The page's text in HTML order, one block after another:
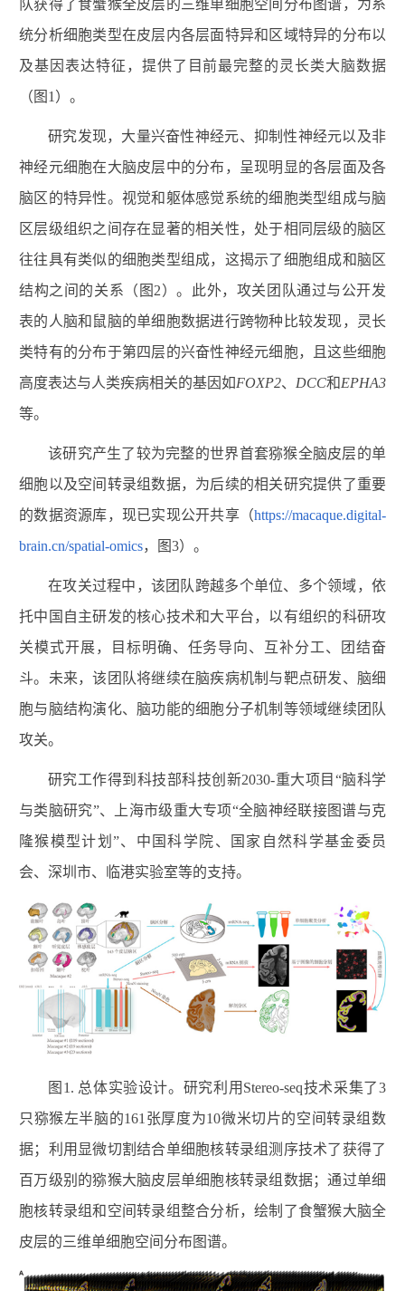
队获得了食蟹猴全皮层的三维单细胞空间分布图谱，为系
统分析细胞类型在皮层内各层面特异和区域特异的分布以
及基因表达特征，提供了目前最完整的灵长类大脑数据
（图1）。
研究发现，大量兴奋性神经元、抑制性神经元以及非
神经元细胞在大脑皮层中的分布，呈现明显的各层面及各
脑区的特异性。视觉和躯体感觉系统的细胞类型组成与脑
区层级组织之间存在显著的相关性，处于相同层级的脑区
往往具有类似的细胞类型组成，这揭示了细胞组成和脑区
结构之间的关系（图2）。此外，攻关团队通过与公开发
表的人脑和鼠脑的单细胞数据进行跨物种比较发现，灵长
类特有的分布于第四层的兴奋性神经元细胞，且这些细胞
高度表达与人类疾病相关的基因如FOXP2、 DCC和EPHA3
等。
该研究产生了较为完整的世界首套猕猴全脑皮层的单
细胞以及空间转录组数据，为后续的相关研究提供了重要
的数据资源库，现已实现公开共享（https://macaque.digital-
brain.cn/spatial-omics，图3）。
在攻关过程中，该团队跨越多个单位、多个领域，依
托中国自主研发的核心技术和大平台，以有组织的科研攻
关模式开展，目标明确、任务导向、互补分工、团结奋
斗。未来，该团队将继续在脑疾病机制与靶点研发、脑细
胞与脑结构演化、脑功能的细胞分子机制等领域继续团队
攻关。
研究工作得到科技部科技创新2030-重大项目“脑科学
与类脑研究”、上海市级重大专项“全脑神经联接图谱与克
隆猴模型计划”、中国科学院、国家自然科学基金委员
会、深圳市、临港实验室等的支持。
图1. 总体实验设计。研究利用Stereo-seq技术采集了3
只猕猴左半脑的161张厚度为10微米切片的空间转录组数
据；利用显微切割结合单细胞核转录组测序技术了获得了
百万级别的猕猴大脑皮层单细胞核转录组数据；通过单细
胞核转录组和空间转录组整合分析，绘制了食蟹猴大脑全
皮层的三维单细胞空间分布图谱。